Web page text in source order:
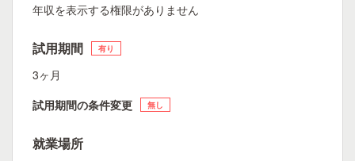
年収を表示する権限がありません
試用期間 有り
3ヶ月
試用期間の条件変更
無し
就業場所